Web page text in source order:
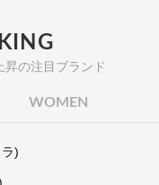
の注目ブランド
WOMEN
)